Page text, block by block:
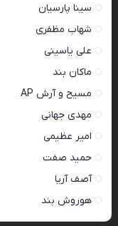
سینا پارسیان
شهاب مظفری
علی یاسینی
ماکان بند
مسیح و آرش AP
مهدی جهانی
امیر عظیمی
حمید صفت
آصف آریا
هوروش بند